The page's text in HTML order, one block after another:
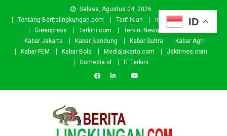
Selasa, Agustus 04, 2026
Tentang Beritalingkungan.com
Tarif Iklan Investor
Donasi
Greenpress
Terkini.com Terkini News
Kabar.id
Kabar Jakarta
Kabar Bandung Kabar Sultra
Kabar Agri
Kabar FEM
Kabar Bola Mediajakarta.com
Jaktimes.com
Gomedia.id
IT Terkini
ID